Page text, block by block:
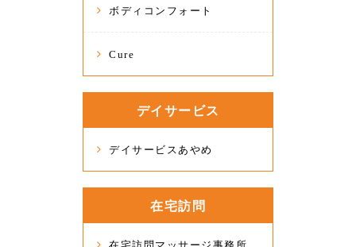
ボディコンフォート
Cure
デイサービス
デイサービスあやめ
在宅訪問